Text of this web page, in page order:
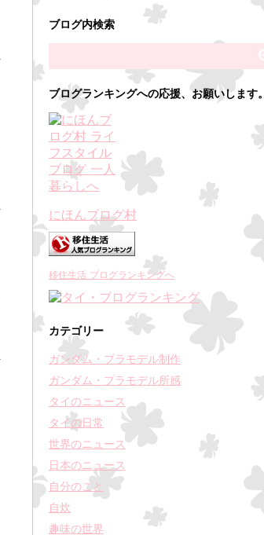
ブログ内検索
ブログランキングへの応援、お願いします。
にほんブログ村
移住生活 ブログランキングへ
カテゴリー
ガンダム・プラモデル制作
ガンダム・プラモデル所感
タイのニュース
タイの日常
世界のニュース
日本のニュース
自分のこと
自炊
趣味の世界